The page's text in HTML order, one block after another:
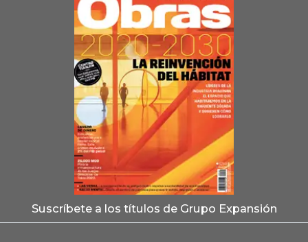
Suscríbete a los títulos de Grupo Expansión